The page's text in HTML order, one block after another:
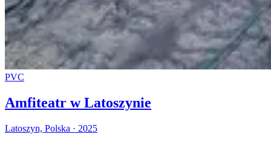
PVC
Amfiteatr w Latoszynie
Latoszyn, Polska · 2025